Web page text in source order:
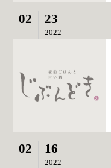
02 23
2022
02 16
2022